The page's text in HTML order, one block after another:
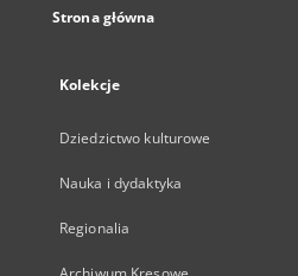
Strona główna
Kolekcje
Dziedzictwo kulturowe
Nauka i dydaktyka
Regionalia